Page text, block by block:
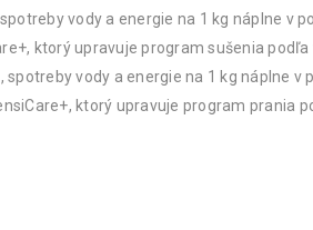
vody a energie na 1 kg náplne v
ktorý upravuje program sušenia podľa
vody a energie na 1 kg náplne
ktorý upravuje program prania